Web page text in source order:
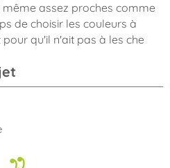
même assez proches comme
de choisir les couleurs à
qu'il n'ait pas à les che